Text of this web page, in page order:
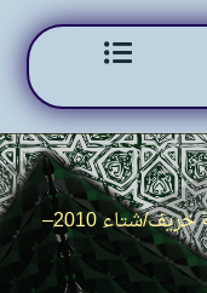
كتالوج – رحلات ابن بطوطة: مجموعة خريف/شتاء 2010–